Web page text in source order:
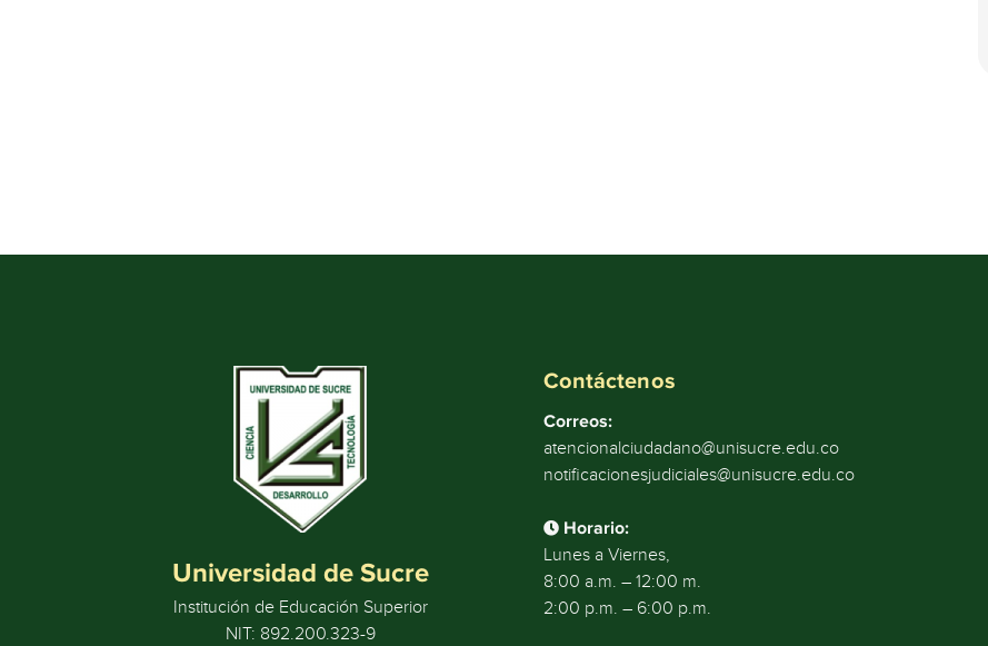
Universidad de Sucre
Institución de Educación Superior
NIT: 892.200.323-9
Contáctenos
Correos:
atencionalciudadano@unisucre.edu.co
notificacionesjudiciales@unisucre.edu.co
Horario:
Lunes a Viernes,
8:00 a.m. – 12:00 m.
2:00 p.m. – 6:00 p.m.